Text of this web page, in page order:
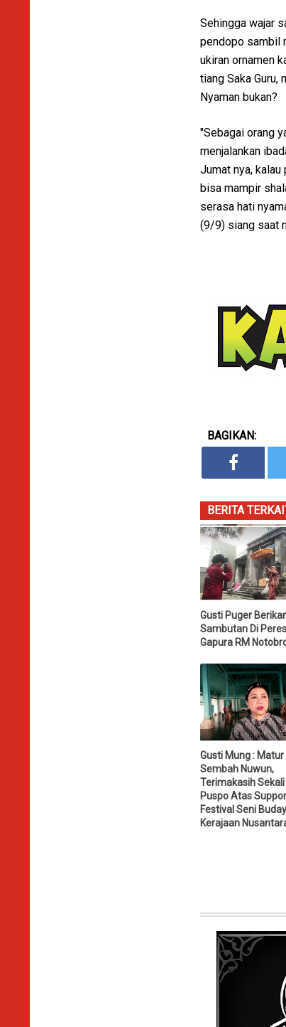
Sehingga wajar
pendopo sambil
ukiran ornamen
tiang Saka Guru,
Nyaman bukan?
"Sebagai orang
menjalankan
Jumat nya, kalau
bisa mampir
serasa hati
(9/9) siang saat
BAGIKAN:
BERITA
Gusti Puger
Sambutan Di
Gapura RM
Gusti Mung : Matur
Sembah Nuwun,
Terimakasih Sekali
Puspo Atas
Festival Seni
Kerajaan